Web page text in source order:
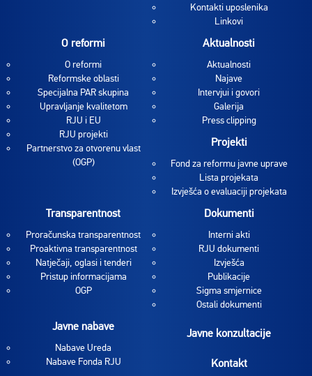
Kontakti uposlenika
Linkovi
O reformi
O reformi
Reformske oblasti
Specijalna PAR skupina
Upravljanje kvalitetom
RJU i EU
RJU projekti
Partnerstvo za otvorenu vlast
(OGP)
Aktualnosti
Aktualnosti
Najave
Intervjui i govori
Galerija
Press clipping
Projekti
Fond za reformu javne uprave
Lista projekata
Izvješća o evaluaciji projekata
Transparentnost
Proračunska transparentnost
Proaktivna transparentnost
Natječaji, oglasi i tenderi
Pristup informacijama
OGP
Dokumenti
Interni akti
RJU dokumenti
Izvješća
Publikacije
Sigma smjernice
Ostali dokumenti
Javne nabave
Nabave Ureda
Nabave Fonda RJU
Javne konzultacije
Kontakt